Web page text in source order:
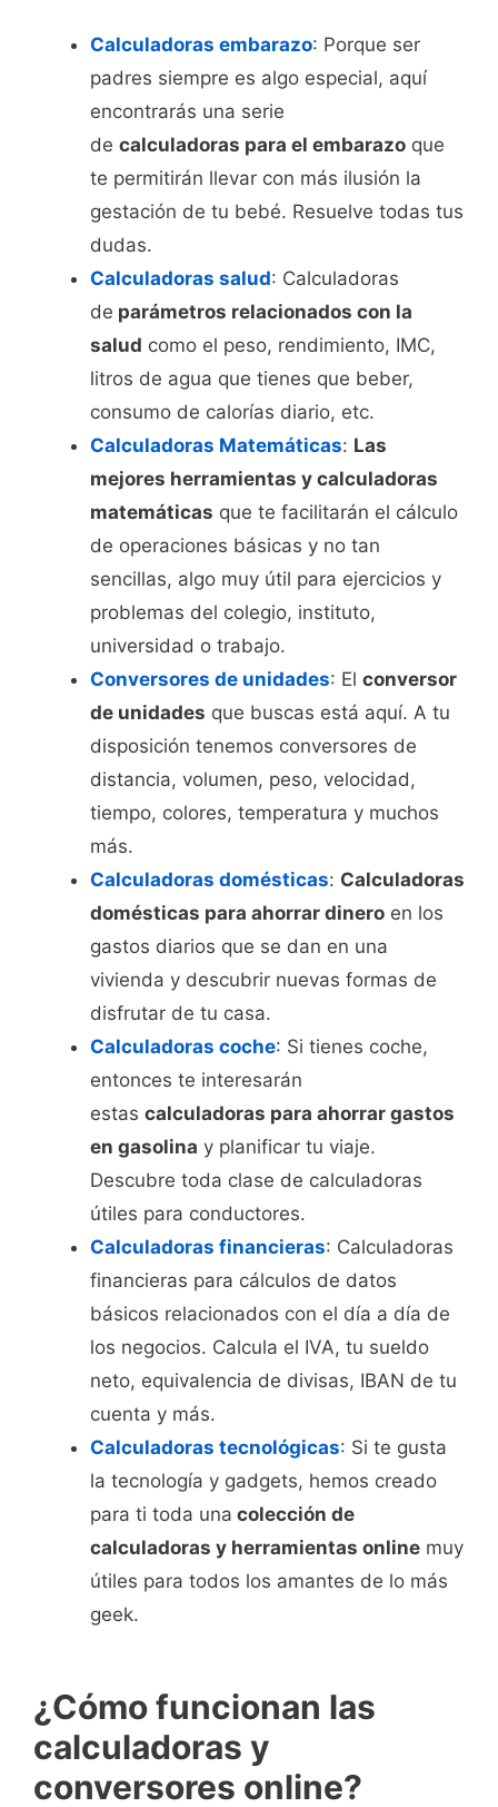
Calculadoras embarazo: Porque ser
padres siempre es algo especial, aquí
encontrarás una serie
de calculadoras para el embarazo que
te permitirán llevar con más ilusión la
gestación de tu bebé. Resuelve todas tus
dudas.
Calculadoras salud: Calculadoras
de parámetros relacionados con la
salud como el peso, rendimiento, IMC,
litros de agua que tienes que beber,
consumo de calorías diario, etc.
Calculadoras Matemáticas: Las
mejores herramientas y calculadoras
matemáticas que te facilitarán el cálculo
de operaciones básicas y no tan
sencillas, algo muy útil para ejercicios y
problemas del colegio, instituto,
universidad o trabajo.
Conversores de unidades: El conversor
de unidades que buscas está aquí. A tu
disposición tenemos conversores de
distancia, volumen, peso, velocidad,
tiempo, colores, temperatura y muchos
más.
Calculadoras domésticas: Calculadoras
domésticas para ahorrar dinero en los
gastos diarios que se dan en una
vivienda y descubrir nuevas formas de
disfrutar de tu casa.
Calculadoras coche: Si tienes coche,
entonces te interesarán
estas calculadoras para ahorrar gastos
en gasolina y planificar tu viaje.
Descubre toda clase de calculadoras
útiles para conductores.
Calculadoras financieras: Calculadoras
financieras para cálculos de datos
básicos relacionados con el día a día de
los negocios. Calcula el IVA, tu sueldo
neto, equivalencia de divisas, IBAN de tu
cuenta y más.
Calculadoras tecnológicas: Si te gusta
la tecnología y gadgets, hemos creado
para ti toda una colección de
calculadoras y herramientas online muy
útiles para todos los amantes de lo más
geek.
¿Cómo funcionan las
calculadoras y
conversores online?